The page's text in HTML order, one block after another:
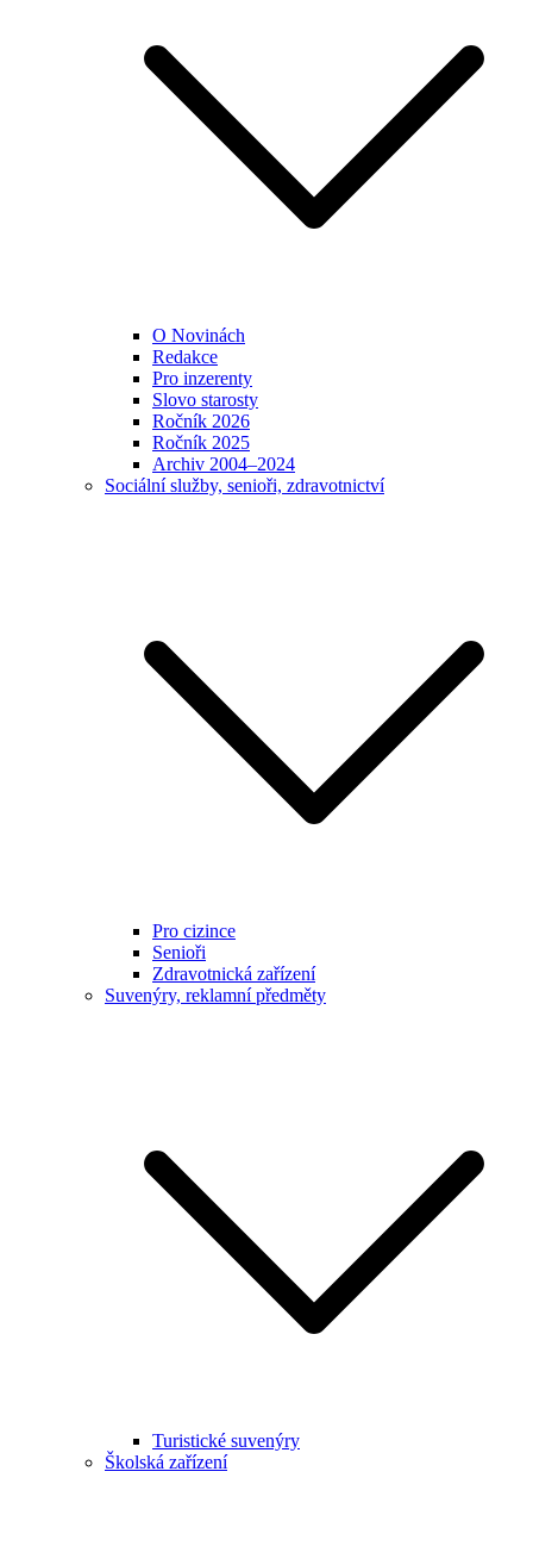
O Novinách
Redakce
Pro inzerenty
Slovo starosty
Ročník 2026
Ročník 2025
Archiv 2004–2024
Sociální služby, senioři, zdravotnictví
Pro cizince
Senioři
Zdravotnická zařízení
Suvenýry, reklamní předměty
Turistické suvenýry
Školská zařízení